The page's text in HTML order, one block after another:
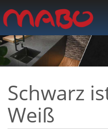
Schwarz
Weiß